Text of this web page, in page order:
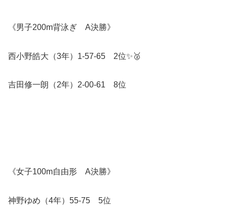
《男子200m背泳ぎ A決勝》
西小野皓大（3年）1-57-65 2位✨️🥈
吉田修一朗（2年）2-00-61 8位
《女子100m自由形 A決勝》
神野ゆめ（4年）55-75 5位